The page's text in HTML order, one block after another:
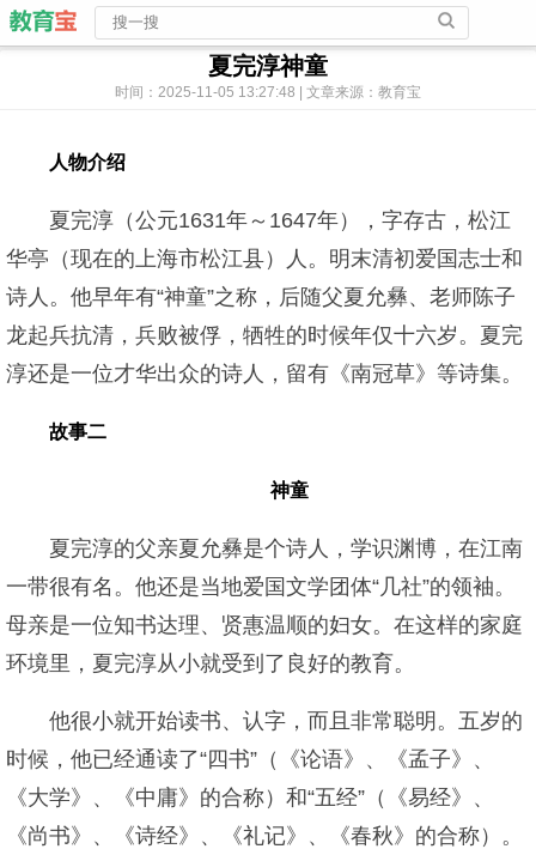
夏完淳神童
时间：2025-11-05 13:27:48 | 文章来源：教育宝
人物介绍
夏完淳（公元1631年～1647年），字存古，松江
华亭（现在的上海市松江县）人。明末清初爱国志士和
诗人。他早年有“神童”之称，后随父夏允彝、老师陈子
龙起兵抗清，兵败被俘，牺牲的时候年仅十六岁。夏完
淳还是一位才华出众的诗人，留有《南冠草》等诗集。
故事二
神童
夏完淳的父亲夏允彝是个诗人，学识渊博，在江南
一带很有名。他还是当地爱国文学团体“几社”的领袖。
母亲是一位知书达理、贤惠温顺的妇女。在这样的家庭
环境里，夏完淳从小就受到了良好的教育。
他很小就开始读书、认字，而且非常聪明。五岁的
时候，他已经通读了“四书”（《论语》、《孟子》、
《大学》、《中庸》的合称）和“五经”（《易经》、
《尚书》、《诗经》、《礼记》、《春秋》的合称）。